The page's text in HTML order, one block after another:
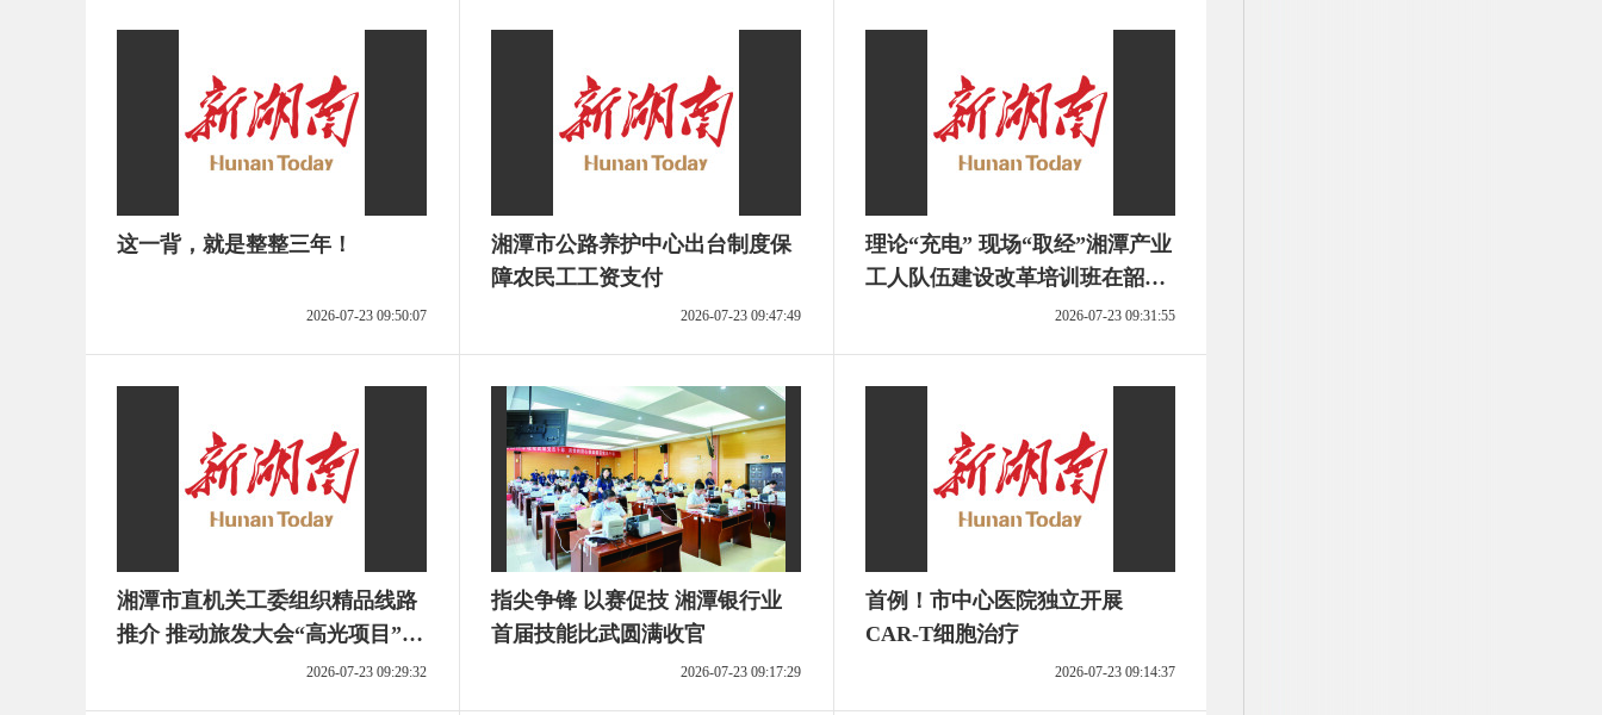
这一背，就是整整三年！
2026-07-23 09:50:07
湘潭市公路养护中心出台制度保
障农民工工资支付
2026-07-23 09:47:49
理论“充电” 现场“取经”湘潭产业
工人队伍建设改革培训班在韶山
2026-07-23 09:31:55
湘潭市直机关工委组织精品线路
推介 推动旅发大会“高光项目”变
党团活动“实景课堂”2026-07-23 09:29:32
指尖争锋 以赛促技 湘潭银行业
首届技能比武圆满收官
2026-07-23 09:17:29
首例！市中心医院独立开展
CAR-T细胞治疗
2026-07-23 09:14:37